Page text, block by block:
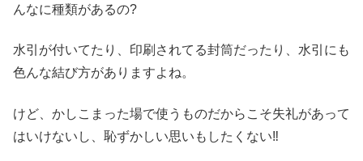
んなに種類があるの?
水引が付いてたり、印刷されてる封筒だったり、水引にも
色んな結び方がありますよね。
けど、かしこまった場で使うものだからこそ失礼があって
はいけないし、恥ずかしい思いもしたくない‼︎